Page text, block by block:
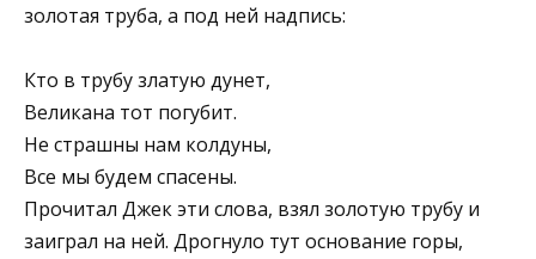
золотая труба, а под ней надпись:
Кто в трубу златую дунет,
Великана тот погубит.
Не страшны нам колдуны,
Все мы будем спасены.
Прочитал Джек эти слова, взял золотую трубу и
заиграл на ней. Дрогнуло тут основание горы,